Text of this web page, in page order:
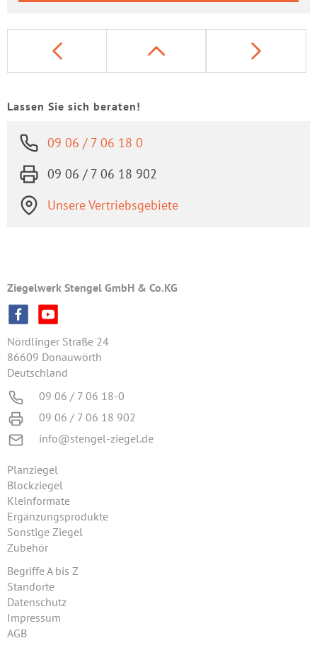
Lassen Sie sich beraten!
09 06 / 7 06 18 0
09 06 / 7 06 18 902
Unsere Vertriebsgebiete
Ziegelwerk Stengel GmbH & Co.KG
Nördlinger Straße 24
86609 Donauwörth
Deutschland
09 06 / 7 06 18-0
09 06 / 7 06 18 902
info@stengel-ziegel.de
Planziegel
Blockziegel
Kleinformate
Ergänzungsprodukte
Sonstige Ziegel
Zubehör
Begriffe A bis Z
Standorte
Datenschutz
Impressum
AGB